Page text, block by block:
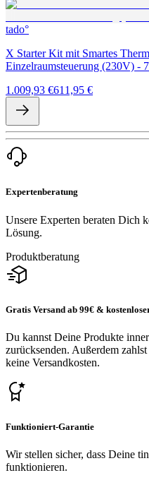
tado°
X Starter Kit mit Smartes
Einzelraumsteuerung (230V) -
1.009,93 €611,95 €
Expertenberatung
Unsere Experten beraten Dich
Lösung.
Produktberatung
Gratis Versand ab 99€ &
Du kannst Deine Produkte
zurücksenden. Außerdem
keine Versandkosten.
Funktioniert-Garantie
Wir stellen sicher, dass Deine
funktionieren.